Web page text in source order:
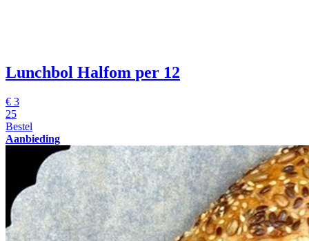
Lunchbol Halfom per 12
€ 3
25
Bestel
Aanbieding